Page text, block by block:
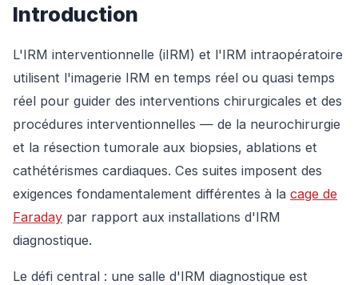
Introduction
L'IRM interventionnelle (iIRM) et l'IRM intraopératoire
utilisent l'imagerie IRM en temps réel ou quasi temps
réel pour guider des interventions chirurgicales et des
procédures interventionnelles — de la neurochirurgie
et la résection tumorale aux biopsies, ablations et
cathétérismes cardiaques. Ces suites imposent des
exigences fondamentalement différentes à la cage de
Faraday par rapport aux installations d'IRM
diagnostique.
Le défi central : une salle d'IRM diagnostique est